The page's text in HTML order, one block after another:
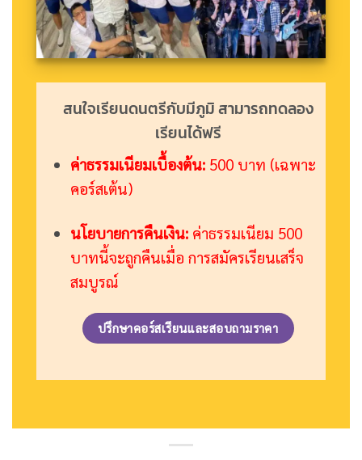
สนใจเรียนดนตรีกับมีภูมิ สามารถทดลอง
เรียนได้ฟรี
ค่าธรรมเนียมเบื้องต้น:500 บาท (เฉพาะ
คอร์สเต้น)
นโยบายการคืนเงิน:ค่าธรรมเนียม 500
บาทนี้จะถูกคืนเมื่อ การสมัครเรียนเสร็จ
สมบูรณ์
ปรึกษาคอร์สเรียนและสอบถามราคา